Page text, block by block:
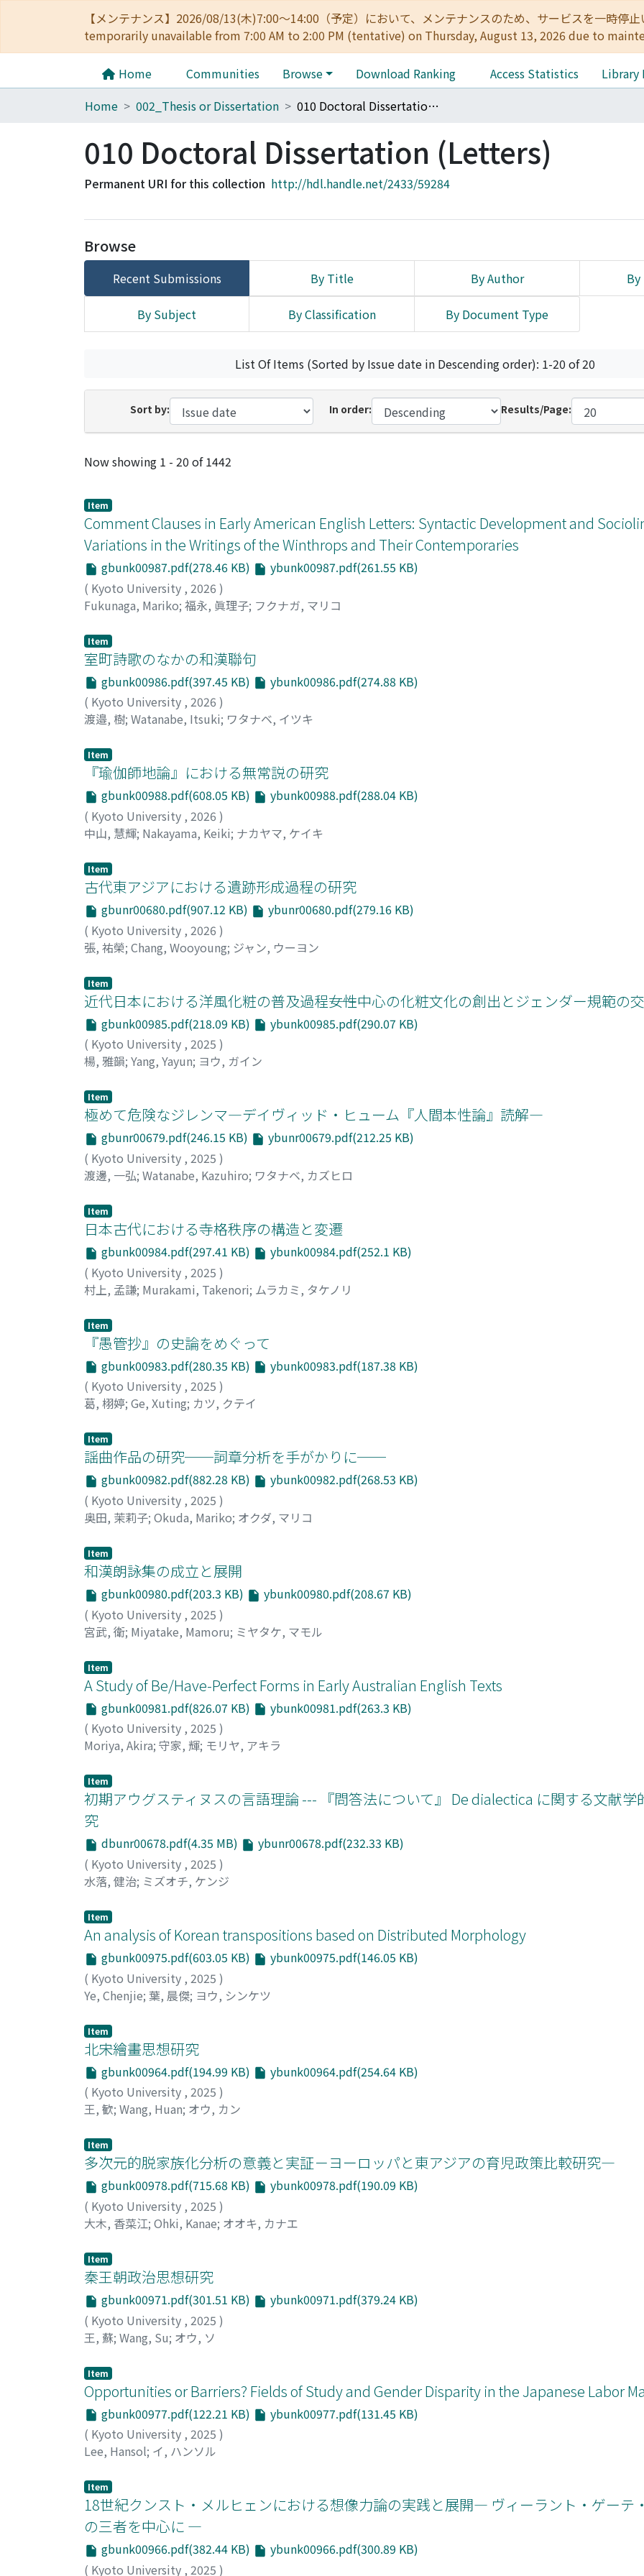
【メンテナンス】2026/08/13(木)7:00～14:00（予定）において、メンテナンスのため、サービスを一時
temporarily unavailable from 7:00 AM to 2:00 PM (tentative) on Thursday, August 13, 2026 due to
Home Communities Browse Download Ranking Access Statistics
Library
Home
002_Thesis or Dissertation 010 Doctoral Dissertation (Letters)
010 Doctoral Dissertation (Letters)
Permanent URI for this collection http://hdl.handle.net/2433/59284
Browse
Recent Submissions By Title By Author By
By Subject By Classification By Document Type
List Of Items (Sorted by Issue date in Descending order): 1-20 of 20
Sort by: In order: Results/Page:
Recent Submissions
Now showing 1 - 20 of 1442
Item
Comment Clauses in Early American English Letters: Syntactic Development and
Variations in the Writings of the Winthrops and Their Contemporaries
gbunk00987.pdf(278.46 KB)
ybunk00987.pdf(261.55 KB)
( Kyoto University , 2026 )
Fukunaga, Mariko; 福永, 眞理子; フクナガ, マリコ
Item
室町詩歌のなかの和漢聯句
gbunk00986.pdf(397.45 KB)
ybunk00986.pdf(274.88 KB)
( Kyoto University , 2026 )
渡邉, 樹; Watanabe, Itsuki; ワタナベ, イツキ
Item
『瑜伽師地論』における無常説の研究
gbunk00988.pdf(608.05 KB)
ybunk00988.pdf(288.04 KB)
( Kyoto University , 2026 )
中山, 慧輝; Nakayama, Keiki; ナカヤマ, ケイキ
Item
古代東アジアにおける遺跡形成過程の研究
gbunr00680.pdf(907.12 KB)
ybunr00680.pdf(279.16 KB)
( Kyoto University , 2026 )
張, 祐榮; Chang, Wooyoung; ジャン, ウーヨン
Item
近代日本における洋風化粧の普及過程――女性中心の化粧文化の創出とジェンダー規範の交
gbunk00985.pdf(218.09 KB)
ybunk00985.pdf(290.07 KB)
( Kyoto University , 2025 )
楊, 雅韻; Yang, Yayun; ヨウ, ガイン
Item
極めて危険なジレンマ―デイヴィッド・ヒューム『人間本性論』読解―
gbunr00679.pdf(246.15 KB)
ybunr00679.pdf(212.25 KB)
( Kyoto University , 2025 )
渡邊, 一弘; Watanabe, Kazuhiro; ワタナベ, カズヒロ
Item
日本古代における寺格秩序の構造と変遷
gbunk00984.pdf(297.41 KB)
ybunk00984.pdf(252.1 KB)
( Kyoto University , 2025 )
村上, 孟謙; Murakami, Takenori; ムラカミ, タケノリ
Item
『愚管抄』の史論をめぐって
gbunk00983.pdf(280.35 KB)
ybunk00983.pdf(187.38 KB)
( Kyoto University , 2025 )
葛, 栩婷; Ge, Xuting; カツ, クテイ
Item
謡曲作品の研究──詞章分析を手がかりに──
gbunk00982.pdf(882.28 KB)
ybunk00982.pdf(268.53 KB)
( Kyoto University , 2025 )
奥田, 茉莉子; Okuda, Mariko; オクダ, マリコ
Item
和漢朗詠集の成立と展開
gbunk00980.pdf(203.3 KB)
ybunk00980.pdf(208.67 KB)
( Kyoto University , 2025 )
宮武, 衛; Miyatake, Mamoru; ミヤタケ, マモル
Item
A Study of Be/Have-Perfect Forms in Early Australian English Texts
gbunk00981.pdf(826.07 KB)
ybunk00981.pdf(263.3 KB)
( Kyoto University , 2025 )
Moriya, Akira; 守家, 輝; モリヤ, アキラ
Item
初期アウグスティヌスの言語理論 --- 『問答法について』 De dialectica に関する文献学
究
dbunr00678.pdf(4.35 MB)
ybunr00678.pdf(232.33 KB)
( Kyoto University , 2025 )
水落, 健治; ミズオチ, ケンジ
Item
An analysis of Korean transpositions based on Distributed Morphology
gbunk00975.pdf(603.05 KB)
ybunk00975.pdf(146.05 KB)
( Kyoto University , 2025 )
Ye, Chenjie; 葉, 晨傑; ヨウ, シンケツ
Item
北宋繪畫思想研究
gbunk00964.pdf(194.99 KB)
ybunk00964.pdf(254.64 KB)
( Kyoto University , 2025 )
王, 歓; Wang, Huan; オウ, カン
Item
多次元的脱家族化分析の意義と実証－ヨーロッパと東アジアの育児政策比較研究―
gbunk00978.pdf(715.68 KB)
ybunk00978.pdf(190.09 KB)
( Kyoto University , 2025 )
大木, 香菜江; Ohki, Kanae; オオキ, カナエ
Item
秦王朝政治思想研究
gbunk00971.pdf(301.51 KB)
ybunk00971.pdf(379.24 KB)
( Kyoto University , 2025 )
王, 蘇; Wang, Su; オウ, ソ
Item
Opportunities or Barriers? Fields of Study and Gender Disparity in the Japanese Labor
gbunk00977.pdf(122.21 KB)
ybunk00977.pdf(131.45 KB)
( Kyoto University , 2025 )
Lee, Hansol; イ, ハンソル
Item
18世紀クンスト・メルヒェンにおける想像力論の実践と展開― ヴィーラント・ゲーテ
の三者を中心に ―
gbunk00966.pdf(382.44 KB)
ybunk00966.pdf(300.89 KB)
( Kyoto University , 2025 )